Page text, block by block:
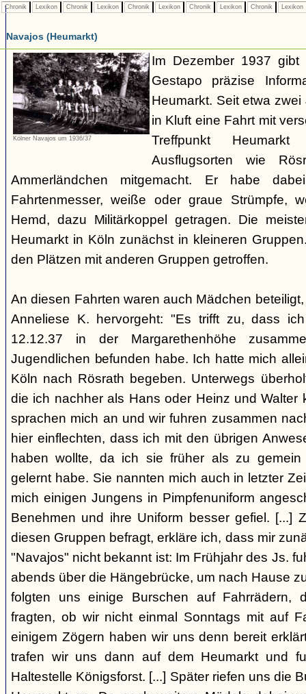
Chronik Lexikon Chronik Lexikon Chronik Lexikon Chronik Lexikon Chronik Lexikon
Navajos (Heumarkt)
Kölner Navajos um 1936/37
Im Dezember 1937
Gestapo präzise
Heumarkt. Seit etwa
in Kluft eine Fahrt mit
Treffpunkt
Ausflugsorten wie
Ammerländchen mitgemacht. Er habe
Fahrtenmesser, weiße oder graue Strümpfe,
Hemd, dazu Militärkoppel getragen. Die
Heumarkt in Köln zunächst in kleineren
den Plätzen mit anderen Gruppen getroffen.
An diesen Fahrten waren auch Mädchen
Anneliese K. hervorgeht: "Es trifft zu, dass
12.12.37 in der Margarethenhöhe
Jugendlichen befunden habe. Ich hatte mich
Köln nach Rösrath begeben. Unterwegs
die ich nachher als Hans oder Heinz und Walter
sprachen mich an und wir fuhren zusammen
hier einflechten, dass ich mit den übrigen
haben wollte, da ich sie früher als zu gemein
gelernt habe. Sie nannten mich auch in letzter
mich einigen Jungens in Pimpfenuniform
Benehmen und ihre Uniform besser gefiel. [...]
diesen Gruppen befragt, erkläre ich, dass mir
"Navajos" nicht bekannt ist: Im Frühjahr des Js.
abends über die Hängebrücke, um nach Hause
folgten uns einige Burschen auf Fahrrädern,
fragten, ob wir nicht einmal Sonntags mit auf
einigem Zögern haben wir uns denn bereit
trafen wir uns dann auf dem Heumarkt und
Haltestelle Königsforst. [...] Später riefen uns die